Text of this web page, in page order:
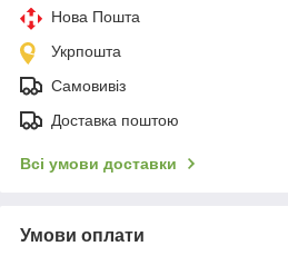
Нова Пошта
Укрпошта
Самовивіз
Доставка поштою
Всі умови доставки
Умови оплати